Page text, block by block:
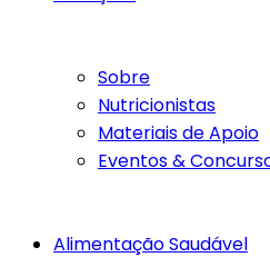
Sobre
Nutricionistas
Materiais de Apoio
Eventos &
Alimentação Saudável